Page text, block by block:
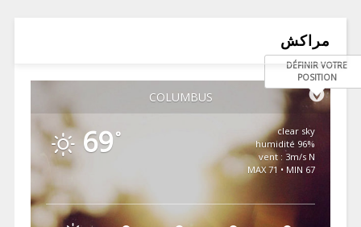
مراكش
COLUMBUS
DÉFINIR VOTRE
POSITION
69 °
clear sky
96% humidité
vent : 3m/s N
MAX 71 • MIN 67